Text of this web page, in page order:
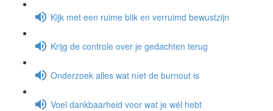
Kijk met een ruime blik en verruimd bewustzijn
Krijg de controle over je gedachten terug
Onderzoek alles wat níet de burnout is
Voel dankbaarheid voor wat je wél hebt